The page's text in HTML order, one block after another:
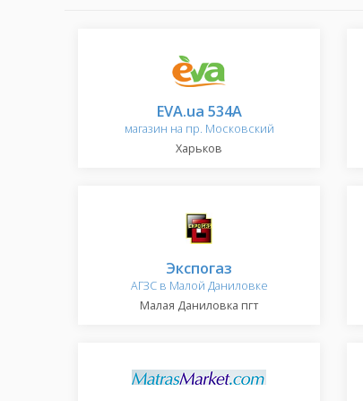
EVA.ua 534A
магазин на пр. Московский
Харьков
Экспогаз
АГЗС в Малой Даниловке
Малая Даниловка пгт